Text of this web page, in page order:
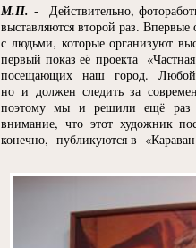
М.П. - Действительно,
выставляются второй раз.
с людьми, которые организуют
первый показ её проекта «
посещающих наш город. Любой
но и должен следить за
поэтому мы и решили ещё раз
внимание, что этот художник
конечно, публикуются в «